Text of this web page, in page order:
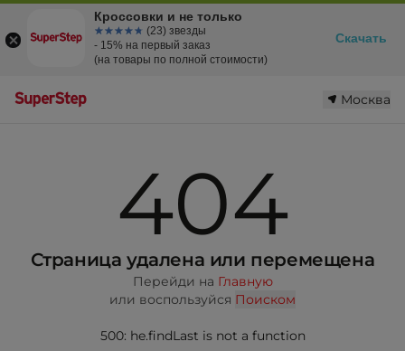
Москва
404
Страница удалена или перемещена
Перейди на Главную
или воспользуйся Поиском
500: he.findLast is not a function
Кроссовки и не только
☆☆☆☆☆
★★★★★ (23) звезды
- 15% на первый заказ
(на товары по полной стоимости)
Скачать